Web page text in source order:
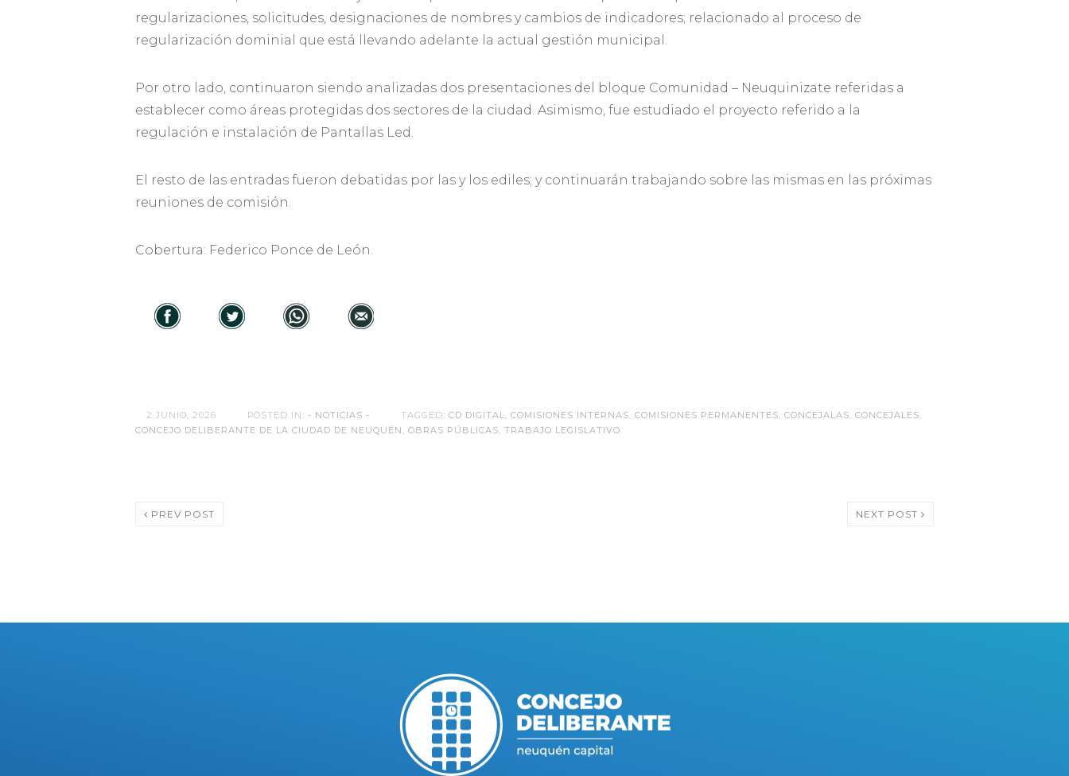
regularizaciones, solicitudes, designaciones de nombres y cambios de indicadores; relacionado al proceso de
regularización dominial que está llevando adelante la actual gestión municipal.
Por otro lado, continuaron siendo analizadas dos presentaciones del bloque Comunidad – Neuquinizate referidas a
establecer como áreas protegidas dos sectores de la ciudad. Asimismo, fue estudiado el proyecto referido a la
regulación e instalación de Pantallas Led.
El resto de las entradas fueron debatidas por las y los ediles; y continuarán trabajando sobre las mismas en las próximas
reuniones de comisión.
Cobertura: Federico Ponce de León.
2 JUNIO, 2026 POSTED IN: - NOTICIAS - TAGGED:CD DIGITAL,COMISIONES INTERNAS,COMISIONES PERMANENTES,CONCEJALAS,CONCEJALES,
CONCEJO DELIBERANTE DE LA CIUDAD DE NEUQUÉN ,OBRAS PÚBLICAS,TRABAJO LEGISLATIVO
PREV POST NEXT POST